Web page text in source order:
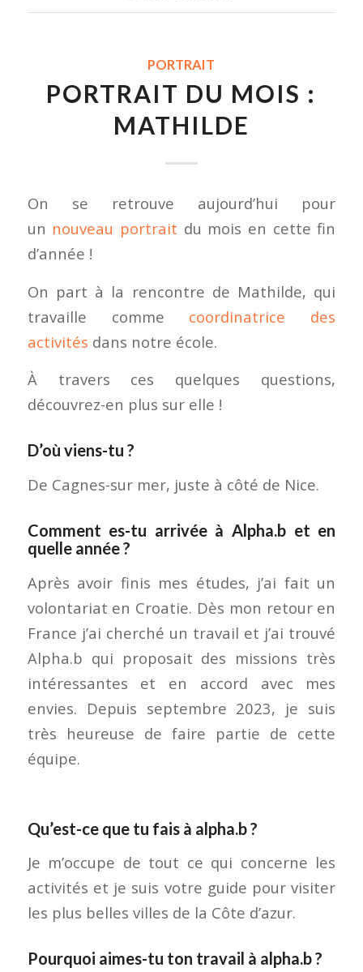
PORTRAIT
PORTRAIT DU MOIS :
MATHILDE
On se retrouve aujourd’hui pour
un nouveau portrait du mois en cette fin
d’année !
On part à la rencontre de Mathilde, qui
travaille comme coordinatrice des
activités dans notre école.
À travers ces quelques questions,
découvrez-en plus sur elle !
D’où viens-tu ?
De Cagnes-sur mer, juste à côté de Nice.
Comment es-tu arrivée à Alpha.b et en
quelle année ?
Après avoir finis mes études, j’ai fait un
volontariat en Croatie. Dès mon retour en
France j’ai cherché un travail et j’ai trouvé
Alpha.b qui proposait des missions très
intéressantes et en accord avec mes
envies. Depuis septembre 2023, je suis
très heureuse de faire partie de cette
équipe.
Qu’est-ce que tu fais à alpha.b ?
Je m’occupe de tout ce qui concerne les
activités et je suis votre guide pour visiter
les plus belles villes de la Côte d’azur.
Pourquoi aimes-tu ton travail à alpha.b ?